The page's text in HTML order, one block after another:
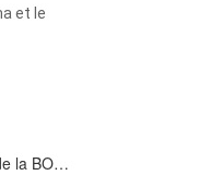
et le
la BO…